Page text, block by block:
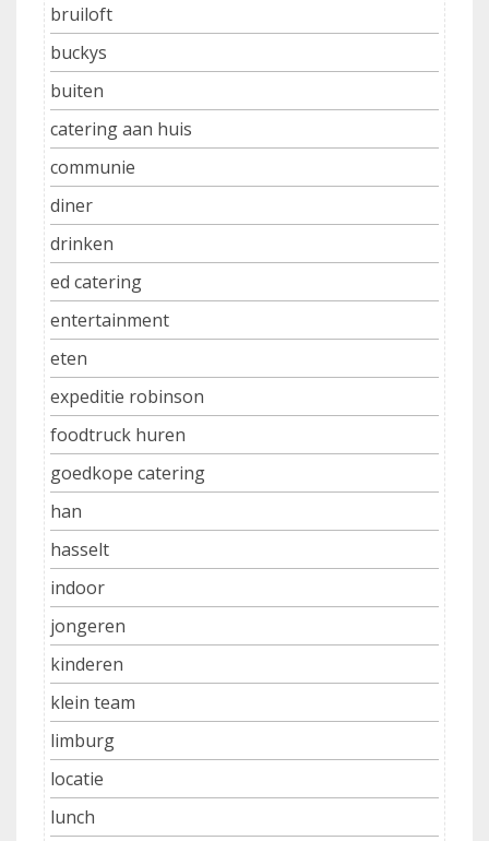
bruiloft
buckys
buiten
catering aan huis
communie
diner
drinken
ed catering
entertainment
eten
expeditie robinson
foodtruck huren
goedkope catering
han
hasselt
indoor
jongeren
kinderen
klein team
limburg
locatie
lunch